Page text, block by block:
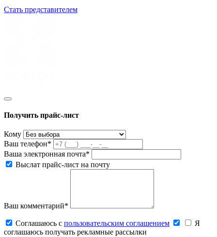
Стать представителем
Получить прайс-лист
Кому
Ваш телефон*
Ваша электронная почта*
Выслат прайс-лист на почту
Ваш комментарий*
Соглашаюсь c пользовательским соглашением
Я
соглашаюсь получать рекламные рассылки